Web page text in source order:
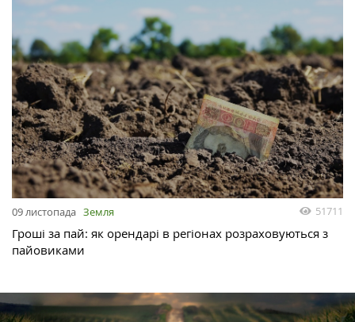
09 листопада Земля 51711
Гроші за пай: як орендарі в регіонах розраховуються з
пайовиками